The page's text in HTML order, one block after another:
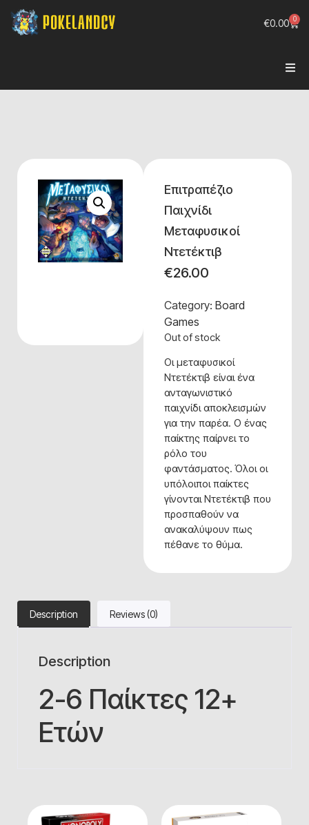
€0.00 0
Επιτραπέζιο
Παιχνίδι
Μεταφυσικοί
Ντετέκτιβ
€26.00
Category: Board
Games
Out of stock
Οι μεταφυσικοί
Ντετέκτιβ είναι ένα
ανταγωνιστικό
παιχνίδι αποκλεισμών
για την παρέα. Ο ένας
παίκτης παίρνει το
ρόλο του
φαντάσματος. Όλοι οι
υπόλοιποι παίκτες
γίνονται Ντετέκτιβ που
προσπαθούν να
ανακαλύψουν πως
πέθανε το θύμα.
Description Reviews (0)
Description
2-6 Παίκτες 12+
Ετών